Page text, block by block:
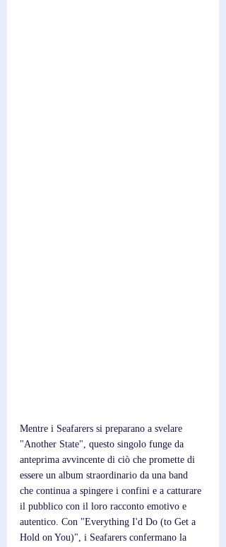
Mentre i Seafarers si preparano a svelare
"Another State", questo singolo funge da
anteprima avvincente di ciò che promette di
essere un album straordinario da una band
che continua a spingere i confini e a catturare
il pubblico con il loro racconto emotivo e
autentico. Con "Everything I'd Do (to Get a
Hold on You)", i Seafarers confermano la